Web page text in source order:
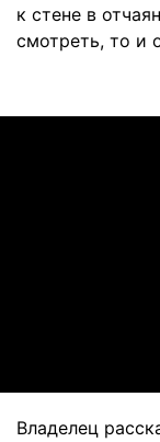
к стене в
смотреть, то и
Владелец